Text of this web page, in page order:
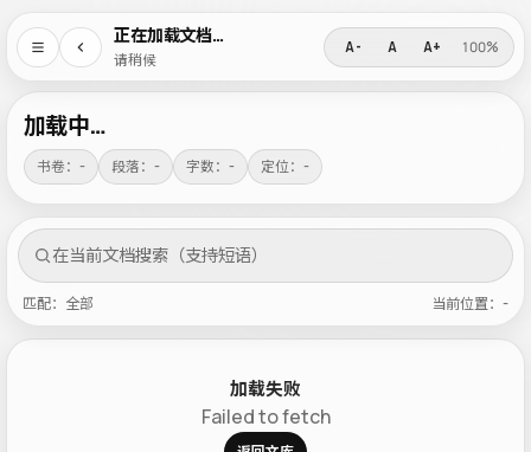
正在加载文档…
请稍候
A- A A+ 100%
加载中…
书卷：- 段落：- 字数：- 定位：-
匹配：全部 当前位置：-
加载失败
Failed to fetch